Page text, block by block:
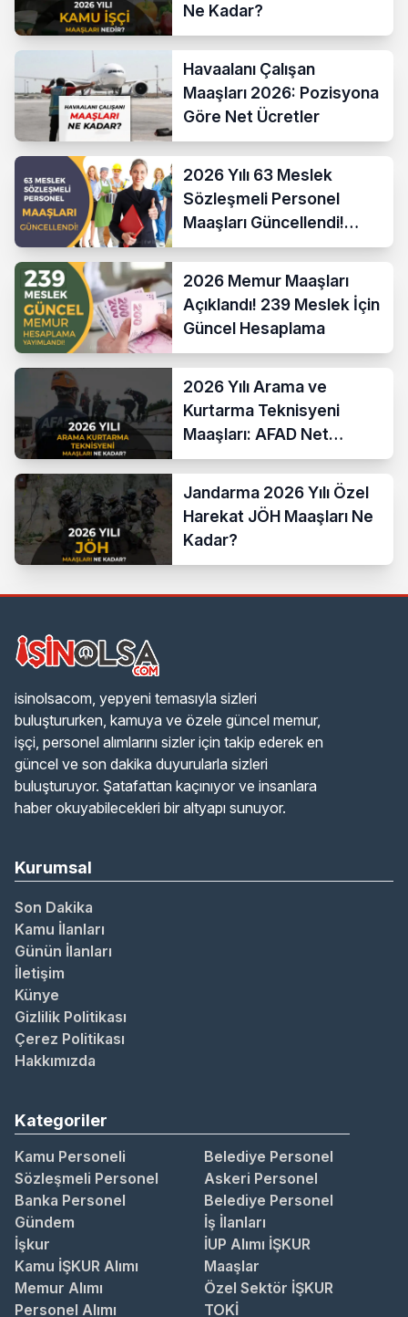
Ne Kadar?
Havaalanı Çalışan
Maaşları 2026: Pozisyona
Göre Net Ücretler
2026 Yılı 63 Meslek
Sözleşmeli Personel
Maaşları Güncellendi!
Hesaplama Formülü ve
2026 Memur Maaşları
Açıklandı! 239 Meslek İçin
Güncel Hesaplama
2026 Yılı Arama ve
Kurtarma Teknisyeni
Maaşları: AFAD Net
Bordro Tablosu
Jandarma 2026 Yılı Özel
Harekat JÖH Maaşları Ne
Kadar?
isinolsacom, yepyeni temasıyla sizleri
buluştururken, kamuya ve özele güncel memur,
işçi, personel alımlarını sizler için takip ederek en
güncel ve son dakika duyurularla sizleri
buluşturuyor. Şatafattan kaçınıyor ve insanlara
haber okuyabilecekleri bir altyapı sunuyor.
Kurumsal
Son Dakika
Kamu İlanları
Günün İlanları
İletişim
Künye
Gizlilik Politikası
Çerez Politikası
Hakkımızda
Kategoriler
Kamu Personeli
Belediye Personel
Sözleşmeli Personel
Askeri Personel
Banka Personel
Belediye Personel
Gündem
İş İlanları
İşkur
İUP Alımı İŞKUR
Kamu İŞKUR Alımı
Maaşlar
Memur Alımı
Özel Sektör İŞKUR
Personel Alımı
TOKİ